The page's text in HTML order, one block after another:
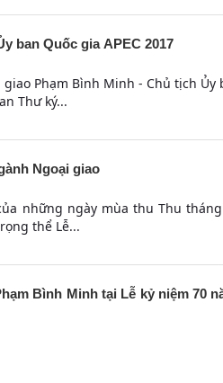
ban Quốc gia APEC 2017
Phạm Bình Minh - Chủ tịch Ủy
Thư ký...
Ngoại giao
những ngày mùa thu Thu
thể Lễ...
Bình Minh tại Lễ kỷ niệm 70